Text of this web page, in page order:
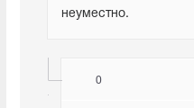
неуместно.
0